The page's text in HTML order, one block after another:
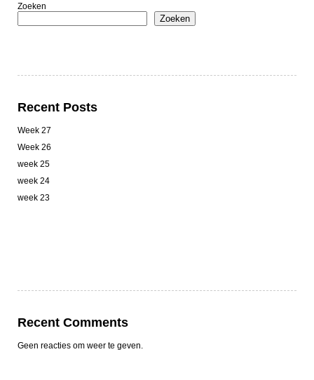
Zoeken
Zoeken
Recent Posts
Week 27
Week 26
week 25
week 24
week 23
Recent Comments
Geen reacties om weer te geven.